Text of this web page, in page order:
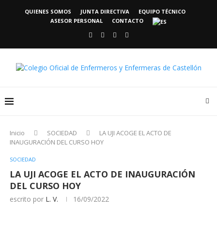
QUIENES SOMOS JUNTA DIRECTIVA
EQUIPO TÉCNICO
ASESOR PERSONAL
CONTACTO
Inicio SOCIEDAD
LA UJI ACOGE EL ACTO DE
INAUGURACIÓN DEL CURSO HOY
SOCIEDAD
LA UJI ACOGE EL ACTO DE INAUGURACIÓN
DEL CURSO HOY
escrito por L. V. 16/09/2022